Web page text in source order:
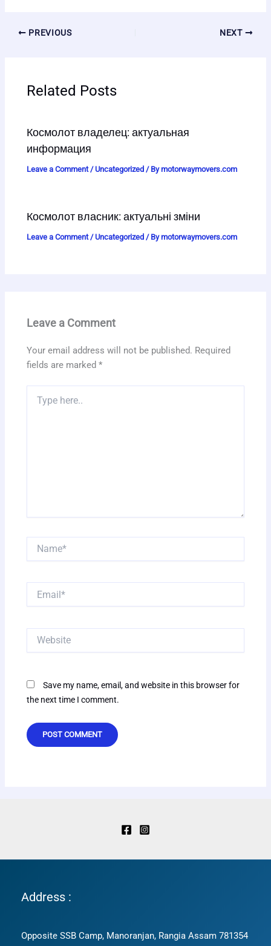
PREVIOUS NEXT
Related Posts
Космолот владелец: актуальная
информация
Leave a Comment /Uncategorized / Bymotorwaymovers.com
Космолот власник: актуальні зміни
Leave a Comment /Uncategorized / Bymotorwaymovers.com
Leave a Comment
Your email address will not be published. Required
fields are marked*
here..
Save my name, email, and website in this browser for
the next time I comment.
Address :
Opposite SSB Camp, Manoranjan, Rangia Assam 781354